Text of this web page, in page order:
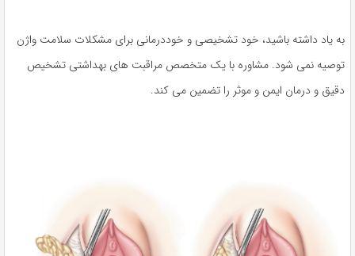
به یاد داشته باشید، خود تشخیصی و خوددرمانی برای مشکلات سلامت واژن
توصیه نمی شود. مشاوره با یک متخصص مراقبت های بهداشتی تشخیص
دقیق و درمان ایمن و موثر را تضمین می کند.